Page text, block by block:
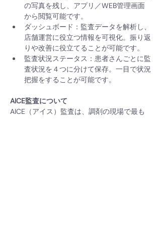
の写真を残し、アプリ／WEB管理画面
から閲覧可能です。
ダッシュボード：監査データを解析し、
店舗運営に役立つ情報を可視化。振り返
りや改善に役立てることが可能です。
監査状況ステータス：患者さんごとに監
査状況を４つに分けて保存。一目で状況
把握をすることが可能です。
AICE監査について
AICE（アイス）監査は、調剤の現場で最も